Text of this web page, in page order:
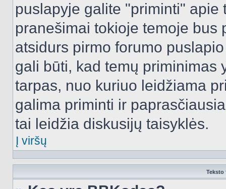
puslapyje galite "priminti"
pranešimai tokioje temoje bus
atsidurs pirmo forumo
gali būti, kad temų priminimas
tarpas, nuo kuriuo leidžiama
galima priminti ir
tai leidžia diskusijų taisyklės.
Į viršų
Teksto